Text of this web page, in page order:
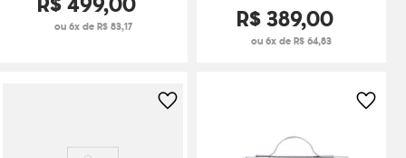
ou 6x de R$ 83,17 R$389,00
ou 6x de R$ 64,83